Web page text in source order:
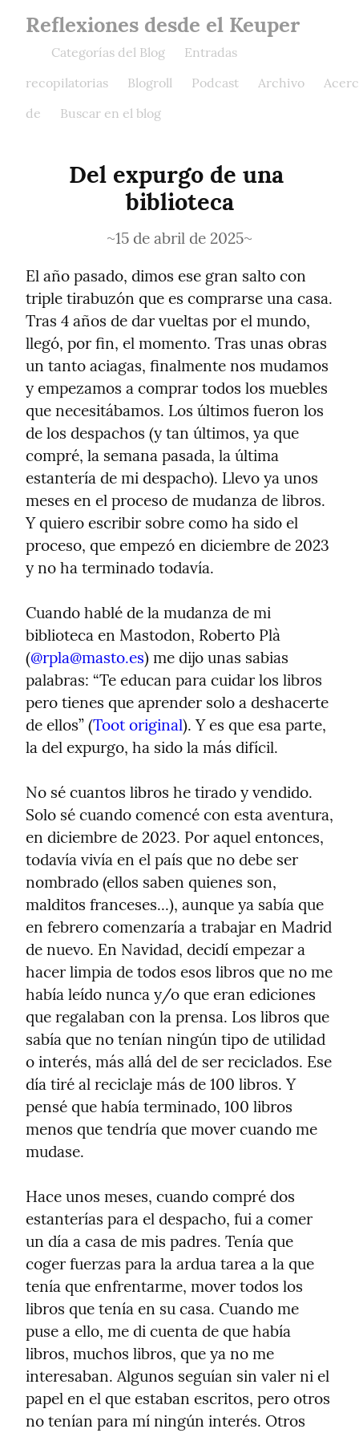
Reflexiones desde el Keuper
Categorías del Blog
Entradas
recopilatorias
Blogroll Podcast Archivo
de
Buscar en el blog
Del expurgo de una
biblioteca
15 de abril de 2025
El año pasado, dimos ese gran salto con
triple tirabuzón que es comprarse una casa.
Tras 4 años de dar vueltas por el mundo,
llegó, por fin, el momento. Tras unas obras
un tanto aciagas, finalmente nos mudamos
y empezamos a comprar todos los muebles
que necesitábamos. Los últimos fueron los
de los despachos (y tan últimos, ya que
compré, la semana pasada, la última
estantería de mi despacho). Llevo ya unos
meses en el proceso de mudanza de libros.
Y quiero escribir sobre como ha sido el
proceso, que empezó en diciembre de 2023
y no ha terminado todavía.
Cuando hablé de la mudanza de mi
biblioteca en Mastodon, Roberto Plà
(@rpla@masto.es) me dijo unas sabias
palabras: “Te educan para cuidar los libros
pero tienes que aprender solo a deshacerte
de ellos” (Toot original). Y es que esa parte,
la del expurgo, ha sido la más difícil.
No sé cuantos libros he tirado y vendido.
Solo sé cuando comencé con esta aventura,
en diciembre de 2023. Por aquel entonces,
todavía vivía en el país que no debe ser
nombrado (ellos saben quienes son,
malditos franceses...), aunque ya sabía que
en febrero comenzaría a trabajar en Madrid
de nuevo. En Navidad, decidí empezar a
hacer limpia de todos esos libros que no me
había leído nunca y/o que eran ediciones
que regalaban con la prensa. Los libros que
sabía que no tenían ningún tipo de utilidad
o interés, más allá del de ser reciclados. Ese
día tiré al reciclaje más de 100 libros. Y
pensé que había terminado, 100 libros
menos que tendría que mover cuando me
mudase.
Hace unos meses, cuando compré dos
estanterías para el despacho, fui a comer
un día a casa de mis padres. Tenía que
coger fuerzas para la ardua tarea a la que
tenía que enfrentarme, mover todos los
libros que tenía en su casa. Cuando me
puse a ello, me di cuenta de que había
libros, muchos libros, que ya no me
interesaban. Algunos seguían sin valer ni el
papel en el que estaban escritos, pero otros
no tenían para mí ningún interés. Otros